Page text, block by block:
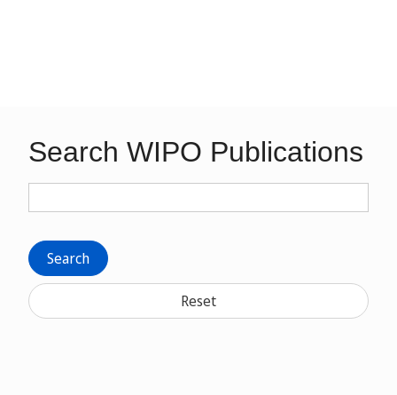
Search WIPO Publications
Search
Reset